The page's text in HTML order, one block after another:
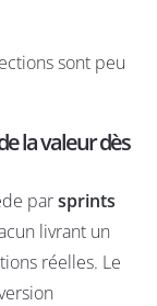
sont peu
la valeur dès
parsprints
livrant un
réelles. Le